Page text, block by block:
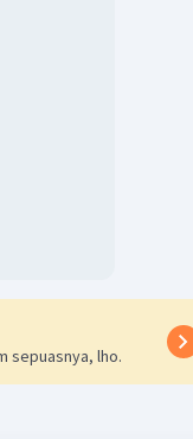
sepuasnya, lho.